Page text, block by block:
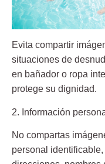
Evita compartir
situaciones de
en bañador o ropa
protege su dignidad.
2. Información
No compartas
personal